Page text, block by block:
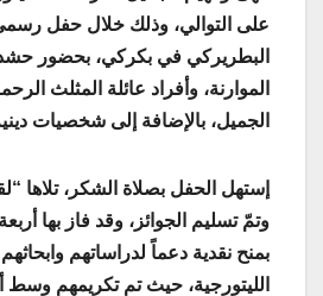
على التوالي، وذلك خلال حفل
البطريركي في بكركي، بحضور
الموارنة، وأفراد عائلة المثلث
الجميل، بالإضافة إلى شخصيات
إستهل الحفل بصلاة الشكر، تلاها
وتمّ تسليم الجوائز، وقد فاز بها
بمنح نقدية دعماً لدراساتهم
الليتورجية، حيث تم تكريمهم وسط